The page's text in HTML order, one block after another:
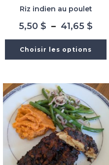
Riz indien au poulet
5,50 $ – 41,65 $
de
Choisir les options